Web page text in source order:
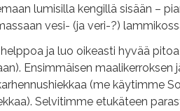
lumisilla kengillä sisään –
vesi- (ja veri-?)
ja luo oikeasti hyvää
Ensimmäisen maalikerroksen
(me käytimme
Selvitimme etukäteen